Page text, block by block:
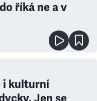
říká ne a v
i kulturní
Jen se